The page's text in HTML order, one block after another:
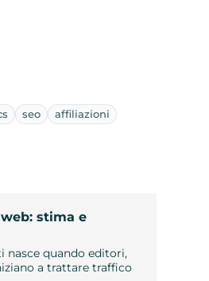
seo affiliazioni
stima e
nasce quando editori,
a trattare traffico